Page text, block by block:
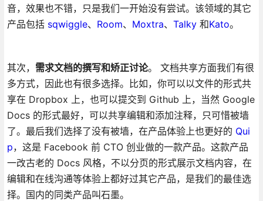
音，效果也不错，只是我们一开始没有尝试。该领域的其它
产品包括 sqwiggle、 Room、 Moxtra、 Talky和Kato。
其次， 需求文档的撰写和矫正讨论。 文档共享方面我们有很
多方式，因此也有很多选择。比如，你可以以文件的形式共
享在 Dropbox 上，也可以提交到 Github 上，当然 Google
Docs 的形式最好，可以共享编辑和添加注释，只可惜被墙
了。最后我们选择了没有被墙，在产品体验上也更好的 Qui
p，这是 Facebook 前 CTO 创业做的一款产品。这款产品
一改古老的 Docs 风格，不以分页的形式展示文档内容，在
编辑和在线沟通等体验上都好过其它产品，是我们的最佳选
择。国内的同类产品叫石墨。